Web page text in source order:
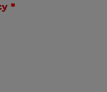
*